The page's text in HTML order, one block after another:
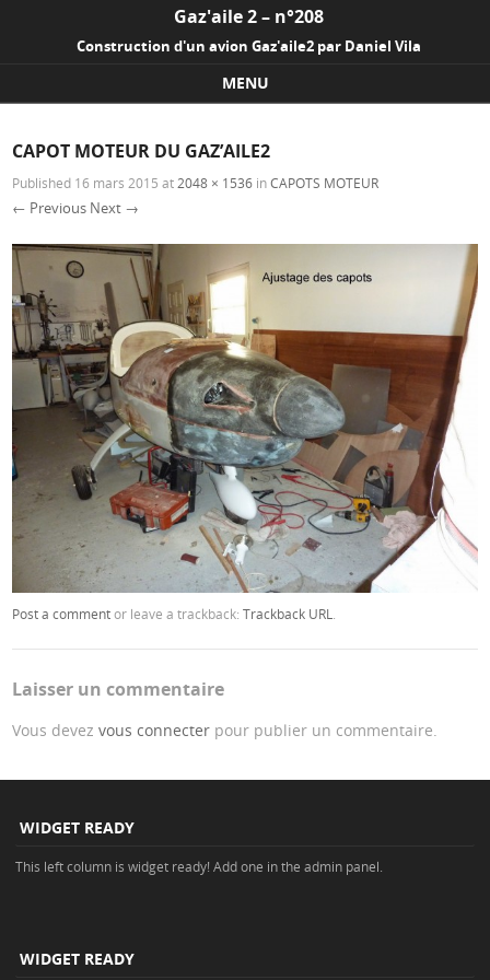
Gaz'aile 2 – n°208
Construction d'un avion Gaz'aile2 par Daniel Vila
MENU
CAPOT MOTEUR DU GAZ’AILE2
Published 16 mars 2015 at 2048 × 1536 inCAPOTS MOTEUR
← Previous Next →
Post a commentor leave a trackback:Trackback URL
Laisser un commentaire
Vous devezvous connecter pour publier un commentaire.
WIDGET READY
This left column is widget ready! Add one in the admin panel.
WIDGET READY